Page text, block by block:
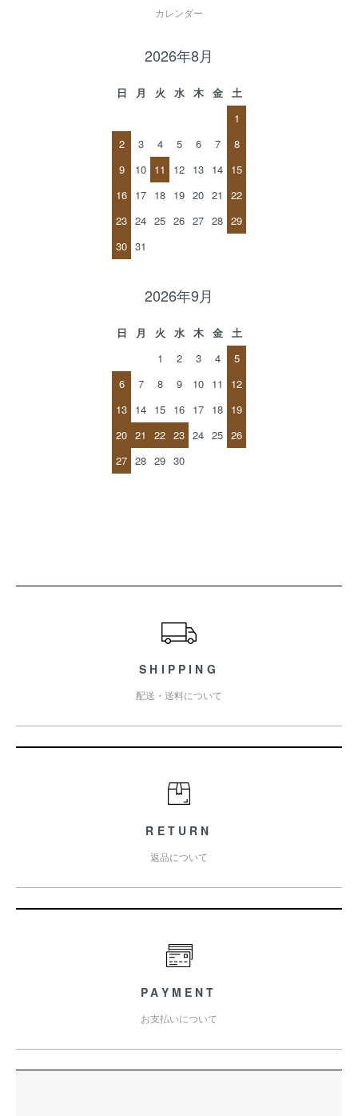
カレンダー
2026年8月
日 月 火 水 木 金
土
1
2
3 4 5 6 7
8
9
10 11 12 13 14 15
16 17 18 19 20 21
22
23 24 25 26 27 28 29
30 31
2026年9月
日 月 火 水 木 金
土
1
2 3 4
5
6
7 8 9 10 11
12
13 14 15 16 17 18 19
20 21 22 23 24 25 26
27 28 29 30
SHIPPING
配送・送料について
RETURN
返品について
PAYMENT
お支払いについて